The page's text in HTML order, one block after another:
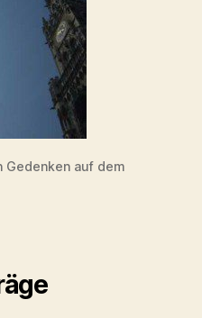
Gedenken auf dem